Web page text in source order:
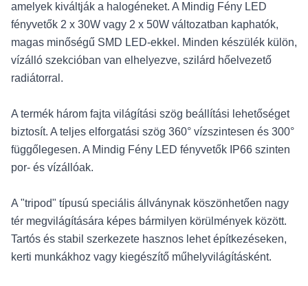
amelyek kiváltják a halogéneket. A Mindig Fény LED
fényvetők 2 x 30W vagy 2 x 50W változatban kaphatók,
magas minőségű SMD LED-ekkel. Minden készülék külön,
vízálló szekcióban van elhelyezve, szilárd hőelvezető
radiátorral.
A termék három fajta világítási szög beállítási lehetőséget
biztosít. A teljes elforgatási szög 360° vízszintesen és 300°
függőlegesen. A Mindig Fény LED fényvetők IP66 szinten
por- és vízállóak.
A "tripod" típusú speciális állványnak köszönhetően nagy
tér megvilágítására képes bármilyen körülmények között.
Tartós és stabil szerkezete hasznos lehet építkezéseken,
kerti munkákhoz vagy kiegészítő műhelyvilágításként.